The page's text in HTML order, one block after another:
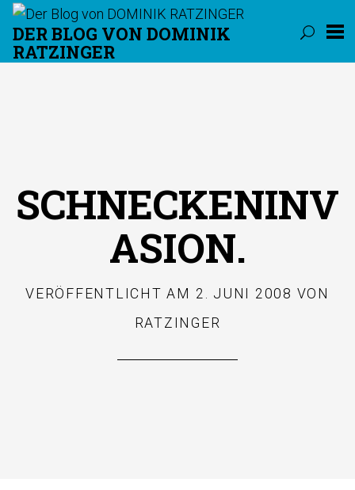
DER BLOG VON DOMINIK
RATZINGER
SCHNECKENINV
ASION.
VERÖFFENTLICHT AM 2. JUNI 2008 VON
RATZINGER